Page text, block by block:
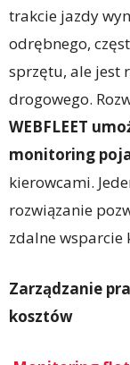
trakcie jazdy
odrębnego,
sprzętu, ale jest
drogowego.
WEBFLEET
monitoring
kierowcami.
rozwiązanie
zdalne wsparcie
Zarządzanie
kosztów